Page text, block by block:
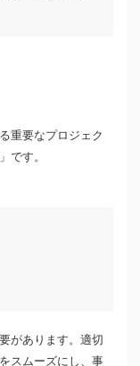
重要なプロジェク
です。
があります。適切
スムーズにし、事